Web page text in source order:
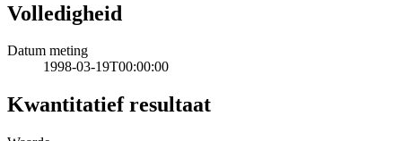
Volledigheid
Datum meting
1998-03-19T00:00:00
Kwantitatief resultaat